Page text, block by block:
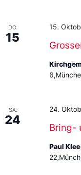
DO.
15
15.
SA.
24
Bring-
24.
Paul